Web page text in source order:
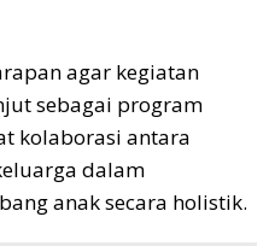
agar kegiatan
sebagai program
kolaborasi antara
dalam
anak secara holistik.